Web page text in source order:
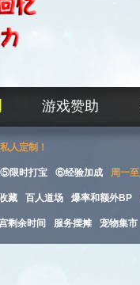
游戏赞助
人定制！
⑤限时打宝 ⑥经验加成 周一
藏 百人道场 爆率和额外BP
剩余时间 服务摆摊 宠物集市